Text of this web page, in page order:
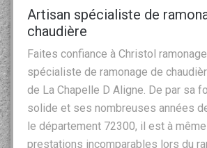
Artisan spécialiste de
chaudière
Faites confiance à Christol
spécialiste de ramonage de
de La Chapelle D Aligne. De par sa
solide et ses nombreuses années
le département 72300, il est à
prestations incomparables lors du